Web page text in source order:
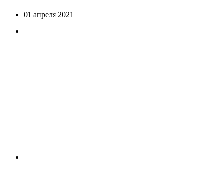
01 апреля 2021